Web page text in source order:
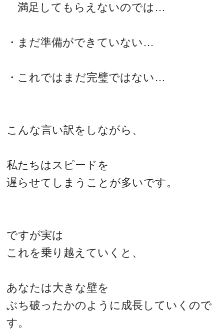
満足してもらえないのでは…
・まだ準備ができていない…
・これではまだ完璧ではない…
こんな言い訳をしながら、
私たちはスピードを
遅らせてしまうことが多いです。
ですが実は
これを乗り越えていくと、
あなたは大きな壁を
ぶち破ったかのように成長していくので
す。